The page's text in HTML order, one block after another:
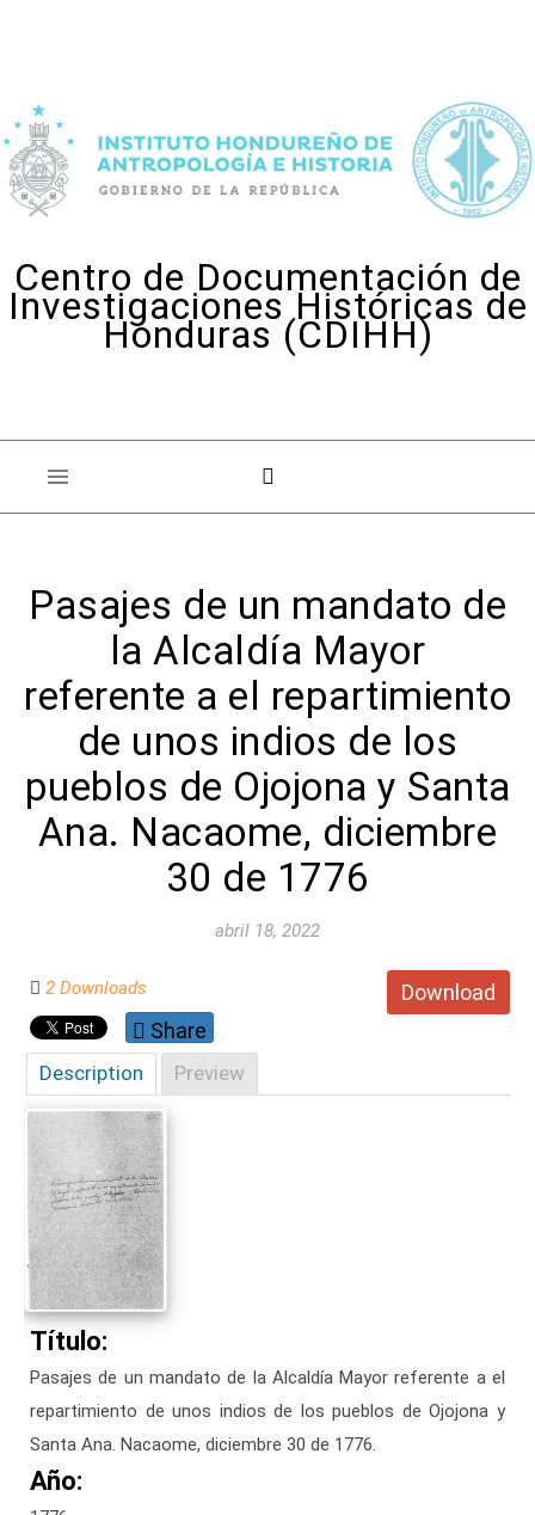
Centro de Documentación de
Investigaciones Históricas de
Honduras (CDIHH)
Pasajes de un mandato de
la Alcaldía Mayor
referente a el repartimiento
de unos indios de los
pueblos de Ojojona y Santa
Ana. Nacaome, diciembre
30 de 1776
abril 18, 2022
Download
2 Downloads
Share
Description Preview
Título:
Pasajes de un mandato de la Alcaldía Mayor referente a el
repartimiento de unos indios de los pueblos de Ojojona y
Santa Ana. Nacaome, diciembre 30 de 1776.
Año: